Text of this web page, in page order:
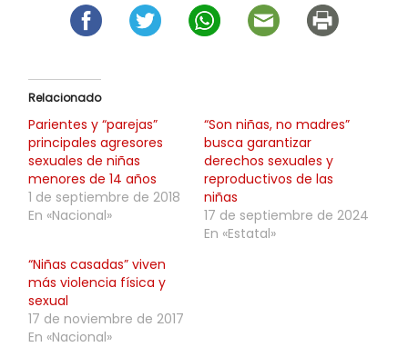
Relacionado
Parientes y “parejas”
principales agresores
sexuales de niñas
menores de 14 años
1 de septiembre de 2018
En «Nacional»
“Son niñas, no madres”
busca garantizar
derechos sexuales y
reproductivos de las
niñas
17 de septiembre de 2024
En «Estatal»
“Niñas casadas” viven
más violencia física y
sexual
17 de noviembre de 2017
En «Nacional»